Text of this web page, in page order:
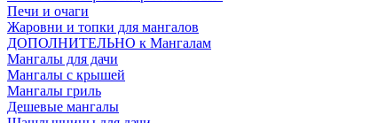
Печи и очаги
Жаровни и топки для мангалов
ДОПОЛНИТЕЛЬНО к Мангалам
Мангалы для дачи
Мангалы с крышей
Мангалы гриль
Дешевые мангалы